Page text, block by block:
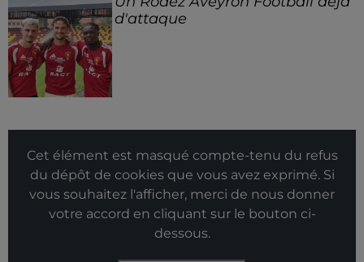
d'attaque
Cet élément est masqué compte-tenu du refus
du dépôt de cookies que vous avez exprimé. Si
vous souhaitez l'afficher, merci de nous donner
votre accord en cliquant sur le bouton ci-
dessous.